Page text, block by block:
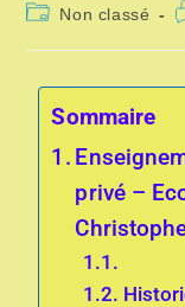
Non classé
Sommaire
privé –